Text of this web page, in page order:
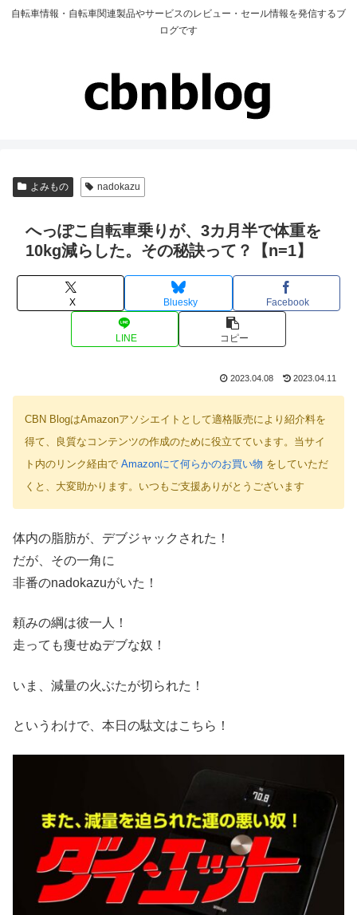
自転車情報・自転車関連製品やサービスのレビュー・セール情報を発信するブ
ログです
よみもの nadokazu
へっぽこ自転車乗りが、3カ月半で体重を
10kg減らした。その秘訣って？【n=1】
X Bluesky Facebook
LINE コピー
2023.04.08 2023.04.11
CBN BlogはAmazonアソシエイトとして適格販売により紹介料を
得て、良質なコンテンツの作成のために役立てています。当サイ
ト内のリンク経由で Amazonにて何らかのお買い物 をしていただ
くと、大変助かります。いつもご支援ありがとうございます
体内の脂肪が、デブジャックされた！
だが、その一角に
非番のnadokazuがいた！
頼みの綱は彼一人！
走っても痩せぬデブな奴！
いま、減量の火ぶたが切られた！
というわけで、本日の駄文はこちら！